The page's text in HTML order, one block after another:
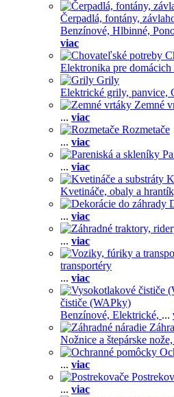
Čerpadlá, fontány,
Benzínové, Hlbinné,
viac
Elektronika pre
Grily
Elektrické grily, panvice,
Zemné
... viac
Rozmetače
... viac
... viac
Kvetináče, obaly a
... viac
... viac
transportéry
... viac
čističe (WAPky)
Benzínové, Elektrické, ...
Nožnice a štepárske nože,
... viac
... viac